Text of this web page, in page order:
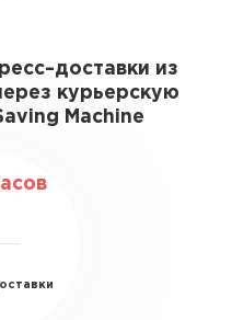
из
курьерскую
Machine